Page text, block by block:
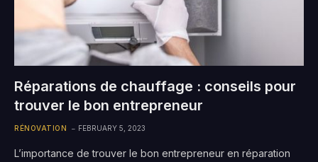
Réparations de chauffage : conseils pour
trouver le bon entrepreneur
RÉNOVATION FEBRUARY 5, 2023
L’importance de trouver le bon entrepreneur en réparation